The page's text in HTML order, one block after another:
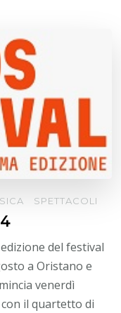
SPETTACOLI
del festival
a Oristano e
venerdì
il quartetto di